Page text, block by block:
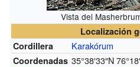
Vista del
Localización
Cordillera
Karakórum
Coordenadas 35°38′33″N